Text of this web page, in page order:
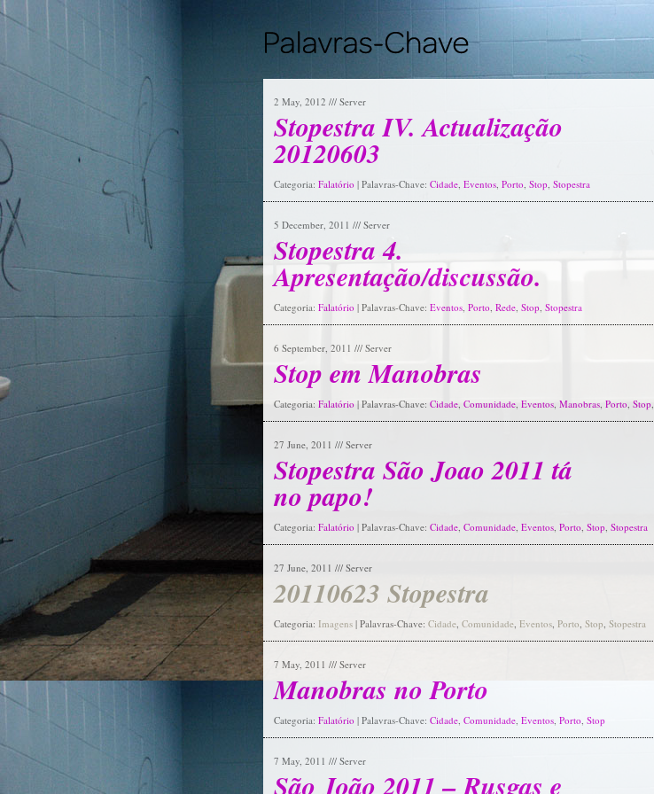
2 May, 2012 /// Server
Stopestra IV. Actualização
20120603
Categoria: Falatório | Palavras-Chave: Cidade, Eventos, Porto, Stop, Stopestra
5 December, 2011 /// Server
Stopestra 4.
Apresentação/discussão.
Categoria: Falatório | Palavras-Chave: Eventos, Porto, Rede, Stop, Stopestra
6 September, 2011 /// Server
Stop em Manobras
Categoria: Falatório | Palavras-Chave: Cidade, Comunidade, Eventos, Manobras, Porto, Stop,
27 June, 2011 /// Server
Stopestra São Joao 2011 tá
no papo!
Categoria: Falatório | Palavras-Chave: Cidade, Comunidade, Eventos, Porto, Stop, Stopestra
27 June, 2011 /// Server
20110623 Stopestra
Categoria: Imagens | Palavras-Chave: Cidade, Comunidade, Eventos, Porto, Stop, Stopestra
7 May, 2011 /// Server
Manobras no Porto
Categoria: Falatório | Palavras-Chave: Cidade, Comunidade, Eventos, Porto, Stop
7 May, 2011 /// Server
São João 2011 – Rusgas e